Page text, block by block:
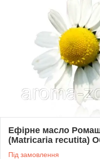
Ефірне масло
(Matricaria recutita)
Під замовлення